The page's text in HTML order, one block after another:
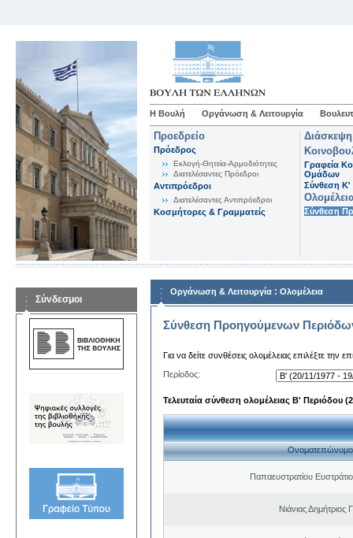
Η Βουλή Οργάνωση & Λειτουργία
Προεδρείο
Πρόεδρος
Εκλογή-Θητεία-Αρμοδιότητες
Διατελέσαντες Πρόεδροι
Αντιπρόεδροι
Διατελέσαντες Αντιπρόεδροι
Κοσμήτορες & Γραμματείς
Γραφεία
Ομάδων
Σύνθεση K'
Σύνθεση
Σύνδεσμοι
Οργάνωση & Λειτουργία : Ολομέλεια
Σύνθεση Προηγούμενων
Για να δείτε συνθέσεις ολομέλειας επιλέξτε την
Περίοδος:
Τελευταία σύνθεση ολομέλειας Β' Περιόδου
Ονοματεπώνυμο
Παπαευστρατίου
Νιάνιας Δημήτριος